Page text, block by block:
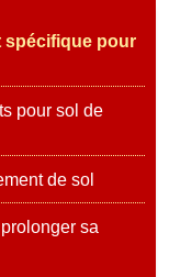
spécifique pour
pour sol de
de sol
sa